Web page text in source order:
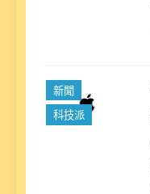
新聞
科技派